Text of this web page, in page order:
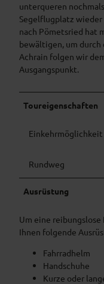
unterqueren
Segelflugplatz
nach Pömetsried hat
bewältigen, um durch
Achrain folgen wir
Ausgangspunkt.
Toureigenschaften
Einkehrmöglichkeit
Rundweg
Ausrüstung
Um eine
Ihnen folgende
Fahrradhelm
Handschuhe
Kurze oder